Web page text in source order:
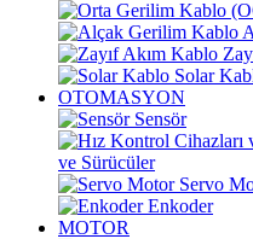
Solar
OTOMASYON
Sensör
ve Sürücüler
Servo
Enkoder
MOTOR